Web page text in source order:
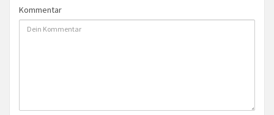
Kommentar